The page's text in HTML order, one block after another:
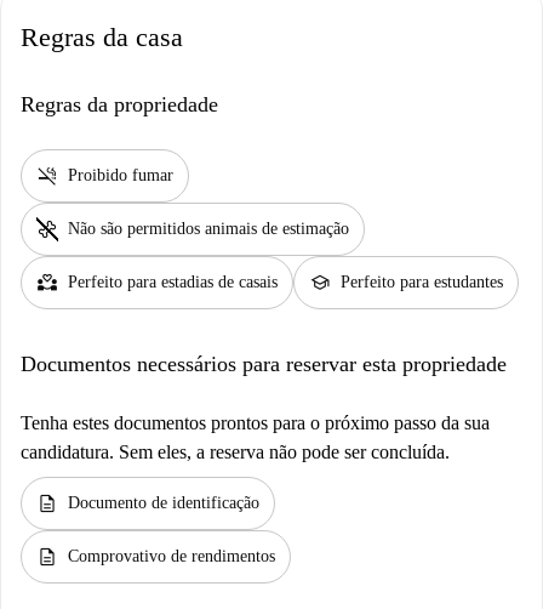
Regras da casa
Regras da propriedade
smoke_free Proibido fumar
pet_supplies Não são permitidos animais de estimação
partner_heart Perfeito para estadias de casais school Perfeito para estudantes
Documentos necessários para reservar esta propriedade
Tenha estes documentos prontos para o próximo passo da sua
candidatura. Sem eles, a reserva não pode ser concluída.
description Documento de identificação
description Comprovativo de rendimentos